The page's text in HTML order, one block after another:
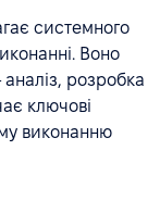
системного
Воно
розробка
ключові
виконанню